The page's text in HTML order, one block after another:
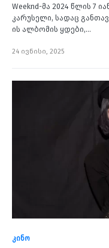
Weeknd-მა 2024 წლის 7
კარუსელი, სადაც
ის ალბომის ყდები,…
24 ივნისი, 2025
კინო